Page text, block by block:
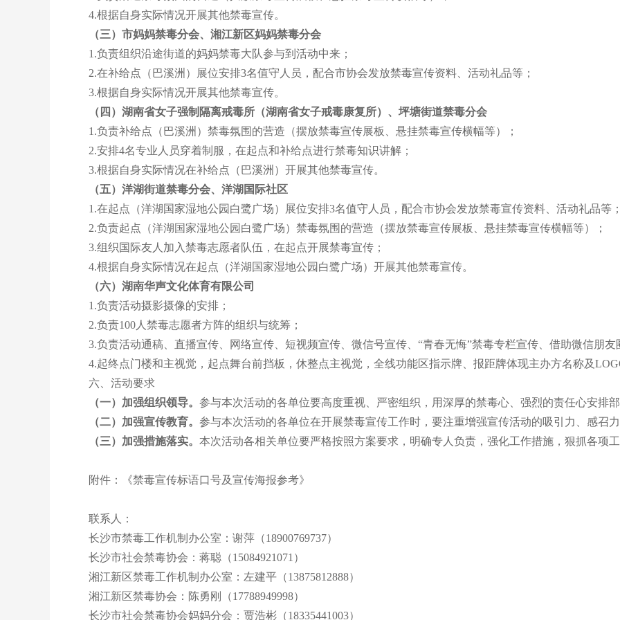
4.根据自身实际情况开展其他禁毒宣传。
（三）市妈妈禁毒分会、湘江新区妈妈禁毒分会
1.负责组织沿途街道的妈妈禁毒大队参与到活动中来；
2.在补给点（巴溪洲）展位安排3名值守人员，配合市协会发放禁毒宣传资料、活动礼品等；
3.根据自身实际情况开展其他禁毒宣传。
（四）湖南省女子强制隔离戒毒所（湖南省女子戒毒康复所）、坪塘街道禁毒分会
1.负责补给点（巴溪洲）禁毒氛围的营造（摆放禁毒宣传展板、悬挂禁毒宣传横幅等）；
2.安排4名专业人员穿着制服，在起点和补给点进行禁毒知识讲解；
3.根据自身实际情况在补给点（巴溪洲）开展其他禁毒宣传。
（五）洋湖街道禁毒分会、洋湖国际社区
1.在起点（洋湖国家湿地公园白鹭广场）展位安排3名值守人员，配合市协会发放禁毒宣传资料、活动礼品等
2.负责起点（洋湖国家湿地公园白鹭广场）禁毒氛围的营造（摆放禁毒宣传展板、悬挂禁毒宣传横幅等）；
3.组织国际友人加入禁毒志愿者队伍，在起点开展禁毒宣传；
4.根据自身实际情况在起点（洋湖国家湿地公园白鹭广场）开展其他禁毒宣传。
（六）湖南华声文化体育有限公司
1.负责活动摄影摄像的安排；
2.负责100人禁毒志愿者方阵的组织与统筹；
3.负责活动通稿、直播宣传、网络宣传、短视频宣传、微信号宣传、“青春无悔”禁毒专栏宣传、借助微信朋
4.起终点门楼和主视觉，起点舞台前挡板，休整点主视觉，全线功能区指示牌、报距牌体现主办方名称及
六、活动要求
（一） 加强组织领导。 参与本次活动的各单位要高度重视、严密组织，用深厚的禁毒心、强烈的责任心安排
（二） 加强宣传教育。 参与本次活动的各单位在开展禁毒宣传工作时，要注重增强宣传活动的吸引力、感召
（三）加强措施落实。 本次活动各相关单位要严格按照方案要求，明确专人负责，强化工作措施，狠抓各项
附件：《禁毒宣传标语口号及宣传海报参考》
联系人：
长沙市禁毒工作机制办公室：谢萍（18900769737）
长沙市社会禁毒协会：蒋聪（15084921071）
湘江新区禁毒工作机制办公室：左建平（13875812888）
湘江新区禁毒协会：陈勇刚（17788949998）
长沙市社会禁毒协会妈妈分会：贾浩彬（18335441003）